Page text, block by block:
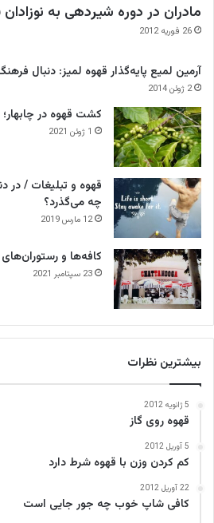
مادران در دوره شیردهی به
26 فوریه 2012
آرمین لمیع پایه‌گذار قهوه لمیز: دنبال
2 ژوئن 2014
کشت قهوه در چابهار؛
1 ژوئن 2021
قهوه و تبلیغات / در
چه می‌گذرد؟
12 مارس 2019
کافه‌ها و
23 سپتامبر 2021
بیشترین نظرات
5 ژانویه 2012
قهوه روی گاز
5 آوریل 2012
کم کردن وزن با قهوه شرط دارد
22 آوریل 2012
کافی‌ شاپ خوب چه جور جایی است